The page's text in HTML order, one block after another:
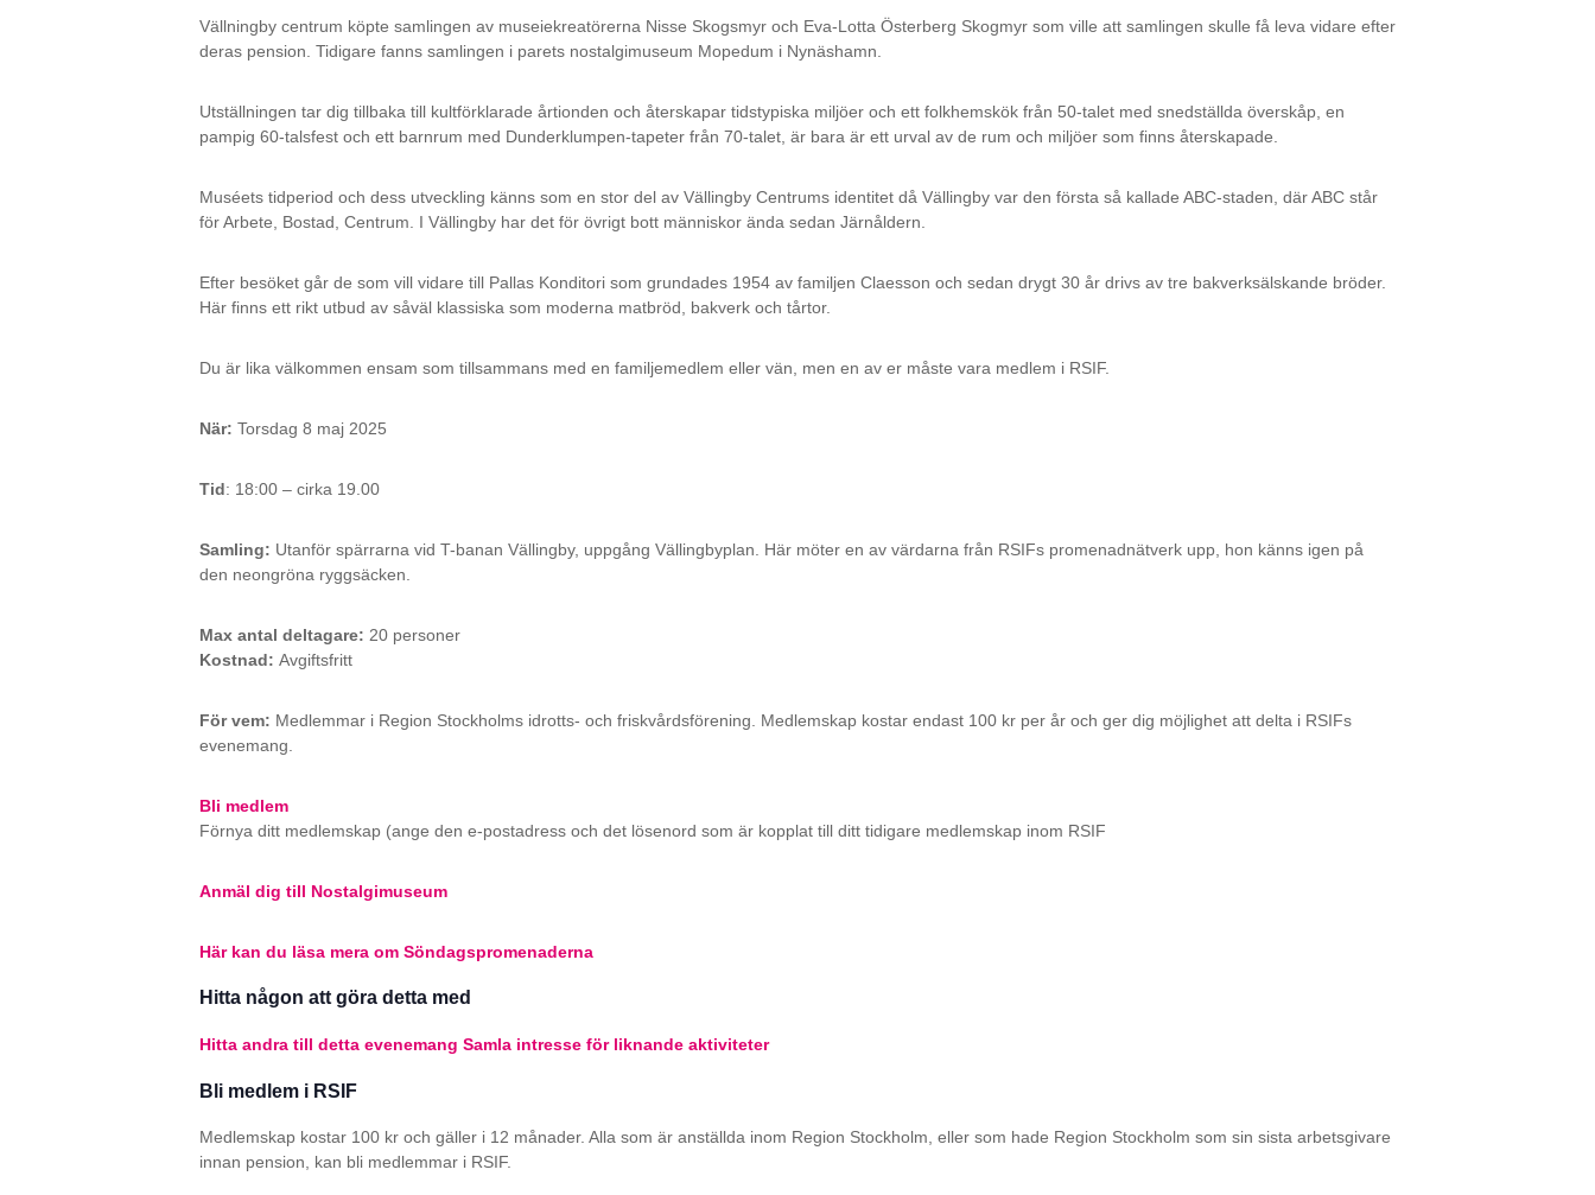
Vällningby centrum köpte samlingen av museiekreatörerna Nisse Skogsmyr och Eva-Lotta Österberg Skogmyr som ville att samlingen skulle få leva vidare efter
deras pension. Tidigare fanns samlingen i parets nostalgimuseum Mopedum i Nynäshamn.
Utställningen tar dig tillbaka till kultförklarade årtionden och återskapar tidstypiska miljöer och ett folkhemskök från 50-talet med snedställda överskåp, en
pampig 60-talsfest och ett barnrum med Dunderklumpen-tapeter från 70-talet, är bara är ett urval av de rum och miljöer som finns återskapade.
Muséets tidperiod och dess utveckling känns som en stor del av Vällingby Centrums identitet då Vällingby var den första så kallade ABC-staden, där ABC står
för Arbete, Bostad, Centrum. I Vällingby har det för övrigt bott människor ända sedan Järnåldern.
Efter besöket går de som vill vidare till Pallas Konditori som grundades 1954 av familjen Claesson och sedan drygt 30 år drivs av tre bakverksälskande bröder.
Här finns ett rikt utbud av såväl klassiska som moderna matbröd, bakverk och tårtor.
Du är lika välkommen ensam som tillsammans med en familjemedlem eller vän, men en av er måste vara medlem i RSIF.
När: Torsdag 8 maj 2025
Tid: 18:00 – cirka 19.00
Samling: Utanför spärrarna vid T-banan Vällingby, uppgång Vällingbyplan. Här möter en av värdarna från RSIFs promenadnätverk upp, hon känns igen på
den neongröna ryggsäcken.
Max antal deltagare: 20 personer
Kostnad: Avgiftsfritt
För vem: Medlemmar i Region Stockholms idrotts- och friskvårdsförening. Medlemskap kostar endast 100 kr per år och ger dig möjlighet att delta i RSIFs
evenemang.
Bli medlem
Förnya ditt medlemskap (ange den e-postadress och det lösenord som är kopplat till ditt tidigare medlemskap inom RSIF
Anmäl dig till Nostalgimuseum
Här kan du läsa mera om Söndagspromenaderna
Hitta någon att göra detta med
Hitta andra till detta evenemang Samla intresse för liknande aktiviteter
Bli medlem i RSIF
Medlemskap kostar 100 kr och gäller i 12 månader. Alla som är anställda inom Region Stockholm, eller som hade Region Stockholm som sin sista arbetsgivare
innan pension, kan bli medlemmar i RSIF.